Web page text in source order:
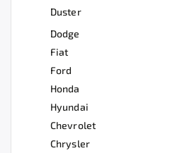
Duster
Dodge
Fiat
Ford
Honda
Hyundai
Chevrolet
Chrysler